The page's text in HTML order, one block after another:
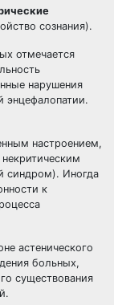
сознания).
отмечается
нарушения
энцефалопатии.
настроением,
синдром). Иногда
к
астенического
больных,
существования